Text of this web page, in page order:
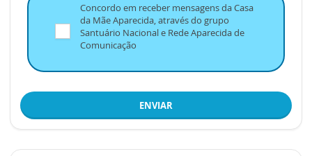
Concordo em receber mensagens da Casa
da Mãe Aparecida, através do grupo
Santuário Nacional e Rede Aparecida de
Comunicação
ENVIAR